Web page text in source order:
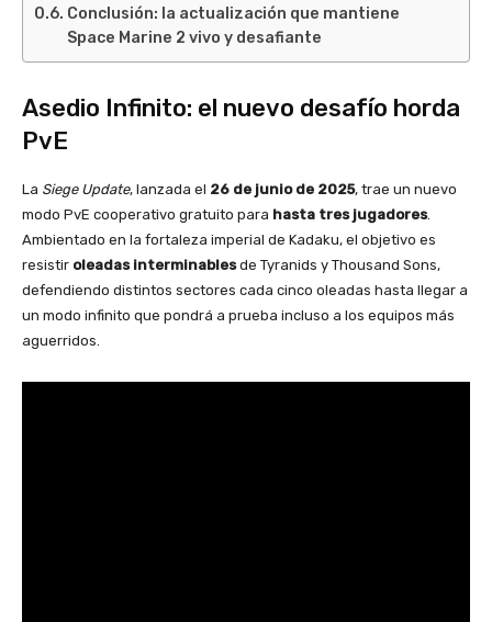
Conclusión: la actualización que mantiene
Space Marine 2 vivo y desafiante
Asedio Infinito: el nuevo desafío horda
PvE
La Siege Update, lanzada el 26 de junio de 2025, trae un nuevo
modo PvE cooperativo gratuito para hasta tres jugadores.
Ambientado en la fortaleza imperial de Kadaku, el objetivo es
resistir oleadas interminablesde Tyranids y Thousand Sons,
defendiendo distintos sectores cada cinco oleadas hasta llegar a
un modo infinito que pondrá a prueba incluso a los equipos más
aguerridos.